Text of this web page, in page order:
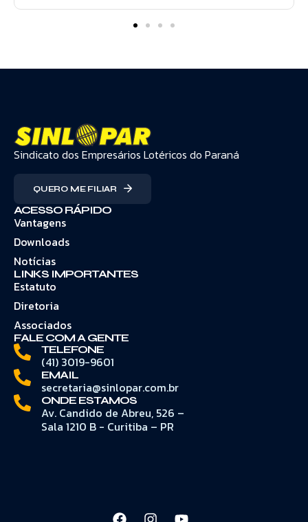
Sindicato dos Empresários Lotéricos do Paraná
QUERO ME FILIAR
ACESSO RÁPIDO
Vantagens
Downloads
Notícias
LINKS IMPORTANTES
Estatuto
Diretoria
Associados
FALE COM A GENTE
TELEFONE
(41) 3019-9601
EMAIL
secretaria@sinlopar.com.br
ONDE ESTAMOS
Av. Candido de Abreu, 526 –
Sala 1210 B - Curitiba – PR